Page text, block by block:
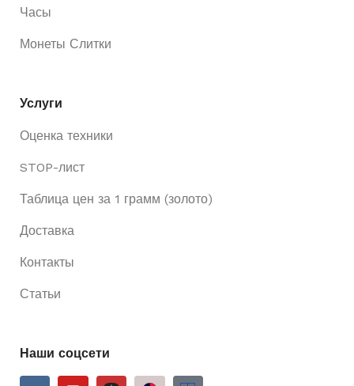
Часы
Монеты Слитки
Услуги
Оценка техники
STOP-лист
Таблица цен за 1 грамм (золото)
Доставка
Контакты
Статьи
Наши соцсети